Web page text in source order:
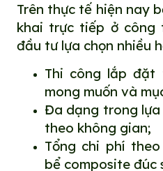
Trên thực tế hiện nay
khai trực tiếp ở công
đầu tư lựa chọn nhiều
Thi công lắp đặt
mong muốn và
Đa dạng trong
theo không gian;
Tổng chi phí
bể composite đúc